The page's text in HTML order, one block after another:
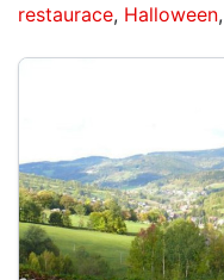
restaurace, Halloween,